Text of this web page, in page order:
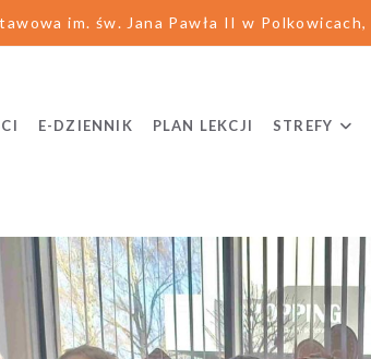
im. św. Jana Pawła II w
E-DZIENNIK PLAN LEKCJI STREFY